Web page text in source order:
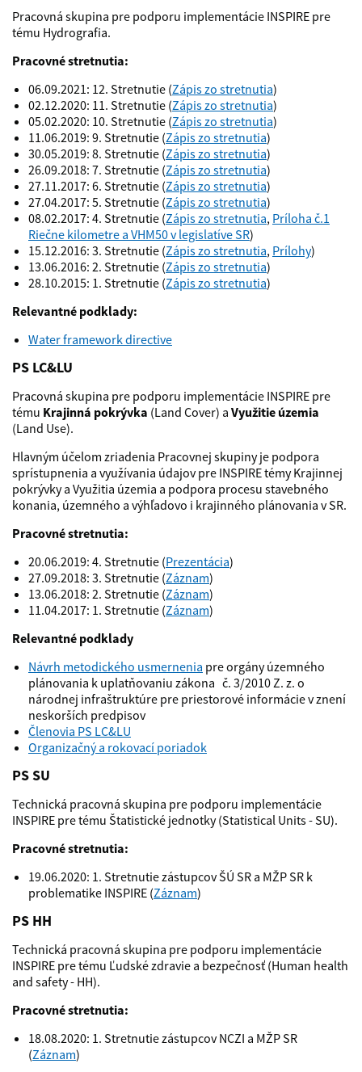
Pracovná skupina pre podporu implementácie INSPIRE pre
tému Hydrografia.
Pracovné stretnutia:
06.09.2021: 12. Stretnutie (Zápis zo stretnutia)
02.12.2020: 11. Stretnutie (Zápis zo stretnutia)
05.02.2020: 10. Stretnutie (Zápis zo stretnutia)
11.06.2019: 9. Stretnutie (Zápis zo stretnutia)
30.05.2019: 8. Stretnutie (Zápis zo stretnutia)
26.09.2018: 7. Stretnutie (Zápis zo stretnutia)
27.11.2017: 6. Stretnutie (Zápis zo stretnutia)
27.04.2017: 5. Stretnutie (Zápis zo stretnutia)
08.02.2017: 4. Stretnutie (Zápis zo stretnutia, Príloha č.1
Riečne kilometre a VHM50 v legislatíve SR)
15.12.2016: 3. Stretnutie (Zápis zo stretnutia, Prílohy)
13.06.2016: 2. Stretnutie (Zápis zo stretnutia)
28.10.2015: 1. Stretnutie (Zápis zo stretnutia)
Relevantné podklady:
Water framework directive
PS LC&LU
Pracovná skupina pre podporu implementácie INSPIRE pre
tému Krajinná pokrývka (Land Cover) a Využitie územia
(Land Use).
Hlavným účelom zriadenia Pracovnej skupiny je podpora
sprístupnenia a využívania údajov pre INSPIRE témy Krajinnej
pokrývky a Využitia územia a podpora procesu stavebného
konania, územného a výhľadovo i krajinného plánovania v SR.
Pracovné stretnutia:
20.06.2019: 4. Stretnutie (Prezentácia)
27.09.2018: 3. Stretnutie (Záznam)
13.06.2018: 2. Stretnutie (Záznam)
11.04.2017: 1. Stretnutie (Záznam)
Relevantné podklady
Návrh metodického usmernenia pre orgány územného
plánovania k uplatňovaniu zákona č. 3/2010 Z. z. o
národnej infraštruktúre pre priestorové informácie v znení
neskorších predpisov
Členovia PS LC&LU
Organizačný a rokovací poriadok
PS SU
Technická pracovná skupina pre podporu implementácie
INSPIRE pre tému Štatistické jednotky (Statistical Units - SU).
Pracovné stretnutia:
19.06.2020: 1. Stretnutie zástupcov ŠÚ SR a MŽP SR k
problematike INSPIRE (Záznam)
PS HH
Technická pracovná skupina pre podporu implementácie
INSPIRE pre tému Ľudské zdravie a bezpečnosť (Human health
and safety - HH).
Pracovné stretnutia:
18.08.2020: 1. Stretnutie zástupcov NCZI a MŽP SR
(Záznam)